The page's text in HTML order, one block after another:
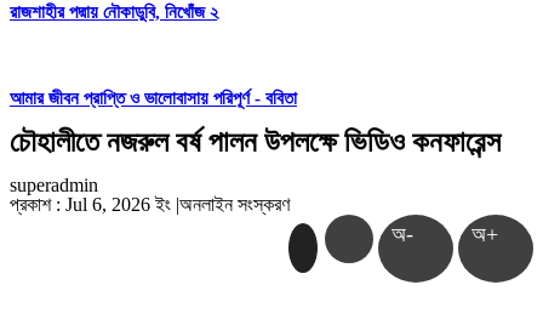
রাজশাহীর পদ্মায় নৌকাডুবি, নিখোঁজ ২
আমার জীবন প্রাপ্তি ও ভালোবাসায় পরিপূর্ণ - ববিতা
চৌহালীতে নজরুল বর্ষ পালন উপলক্ষে ভিডিও কনফারেন্স
superadmin
প্রকাশ : Jul 6, 2026 ইং |অনলাইন সংস্করণ
অ- অ+